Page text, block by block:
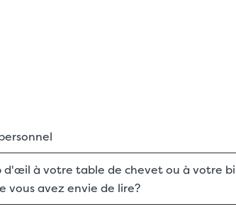
à votre table de chevet ou à votre
vous avez envie de lire?